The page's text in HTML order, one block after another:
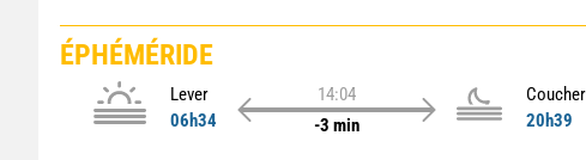
ÉPHÉMÉRIDE
Lever
06h34
14:04
-3 min
Coucher
20h39